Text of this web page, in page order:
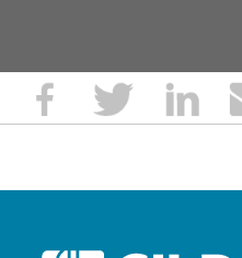
POST